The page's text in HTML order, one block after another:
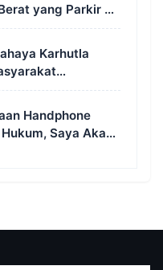
yang Parkir di
Karhutla
Pembakaran
Handphone
Saya Akan